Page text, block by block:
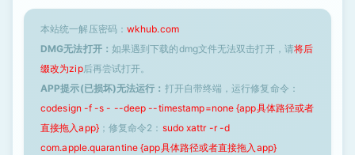
本站统一解压密码： wkhub.com
DMG无法打开： 如果遇到下载的dmg文件无法双击打开，请将后
缀改为zip后再尝试打开。
APP提示(已损坏)无法运行： 打开自带终端，运行修复命令：
codesign -f -s - --deep --timestamp=none {app具体路径或者
直接拖入app}；修复命令2： sudo xattr -r -d
com.apple.quarantine {app具体路径或者直接拖入app}